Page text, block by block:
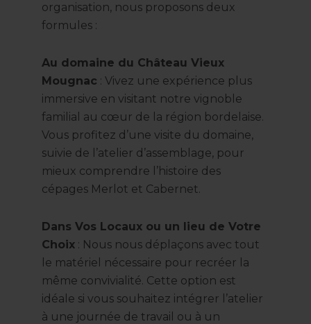
organisation, nous proposons deux
formules :
Au domaine du Château Vieux
Mougnac : Vivez une expérience plus
immersive en visitant notre vignoble
familial au cœur de la région bordelaise.
Vous profitez d’une visite du domaine,
suivie de l’atelier d’assemblage, pour
mieux comprendre l’histoire des
cépages Merlot et Cabernet.
Dans Vos Locaux ou un lieu de Votre
Choix : Nous nous déplaçons avec tout
le matériel nécessaire pour recréer la
même convivialité. Cette option est
idéale si vous souhaitez intégrer l’atelier
à une journée de travail ou à un